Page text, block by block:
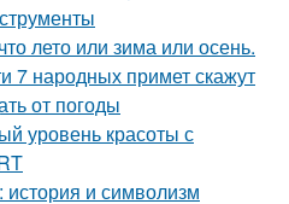
лето или зима или осень.
7 народных примет скажут
от погоды
уровень красоты с
история и символизм